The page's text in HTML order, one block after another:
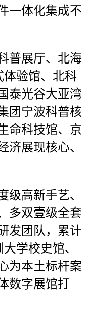
一体化集成不
展厅、北海
体验馆、北科
泰光谷大亚湾
团宁波科普核
命科技馆、京
济展现核心、
高新手艺、
多双壹级全套
发团队，累计
学校史馆、
为本土标杆案
数字展馆打